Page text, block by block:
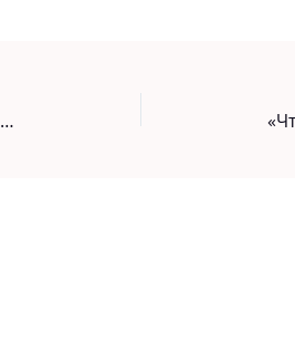
Дважды стал папой после 70 лет. Как сейчас выглядят дети Ивана Краско и Наталии Вяль